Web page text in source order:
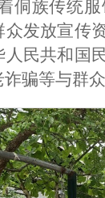
侗族传统
众发放宣传
民共和国
骗等与群